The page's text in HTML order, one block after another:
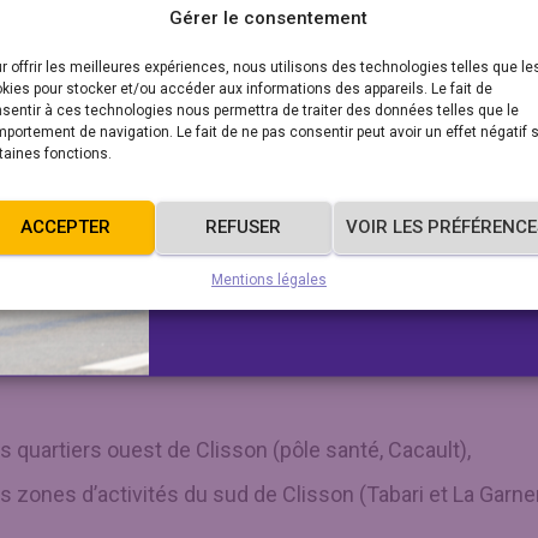
Gérer le consentement
offrir les meilleures expériences, nous utilisons des technologies telles que
pour stocker et/ou accéder aux informations des appareils. Le fait de
à ces technologies nous permettra de traiter des données telles que le
de navigation. Le fait de ne pas consentir peut avoir un effet négatif
fonctions.
ACCEPTER REFUSER VOIR LES
Mentions légales
service de
VAE
En savoir plus
continue
d’amélioration continue du réseau.
mis en œuvre dès janvier 2025, notamment
de Câlin.
:
de Câlin,
quartiers ouest de Clisson (pôle santé, Cacault),
d’activités du sud de Clisson (Tabari et La